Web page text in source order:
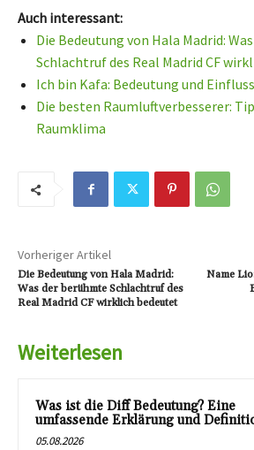
Auch interessant:
Die Bedeutung von Hala Madrid:
Schlachtruf des Real Madrid CF
Ich bin Kafa: Bedeutung und
Die besten Raumluftverbesserer:
Raumklima
Vorheriger Artikel
Die Bedeutung von Hala Madrid:
Was der berühmte Schlachtruf des
Real Madrid CF wirklich bedeutet
Name
Weiterlesen
Was ist die Diff Bedeutung? Eine
umfassende Erklärung und
05.08.2026